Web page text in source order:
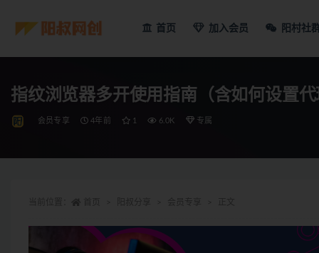
首页 加入会员 阳村社
指纹浏览器多开使用指南（含如何设置代
会员专享 4年前 1 6.0K 专属